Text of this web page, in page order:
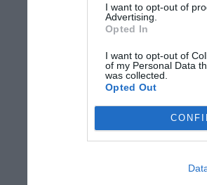
I want to opt-out of
Advertising.
Opted In
I want to opt-out of
of my Personal Data
was collected.
Opted Out